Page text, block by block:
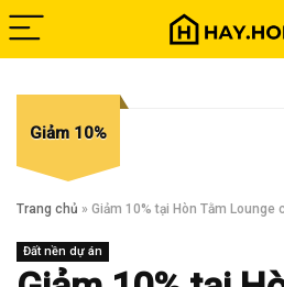
Giảm 10%
Trang chủ » Giảm 10% tại Hòn Tằm Lounge
Đất nền dự án